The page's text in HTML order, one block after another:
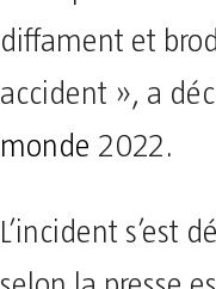
diffament et
accident », a
monde 2022.
L’incident s’est